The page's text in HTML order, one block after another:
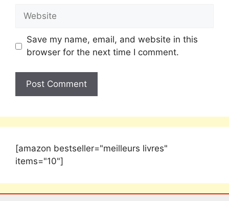
Save my name, email, and website in this
browser for the next time I comment.
[amazon bestseller="meilleurs livres"
items="10"]